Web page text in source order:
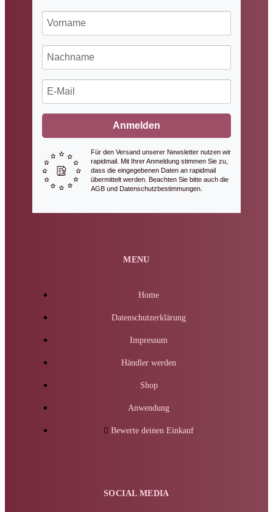
Anmelden
Für den Versand unserer Newsletter nutzen wir
rapidmail. Mit Ihrer Anmeldung stimmen Sie zu,
dass die eingegebenen Daten an rapidmail
übermittelt werden. Beachten Sie bitte auch die
AGB und Datenschutzbestimmungen.
MENU
Home
Datenschutzerklärung
Impressum
Händler werden
Shop
Anwendung
Bewerte deinen Einkauf
SOCIAL MEDIA